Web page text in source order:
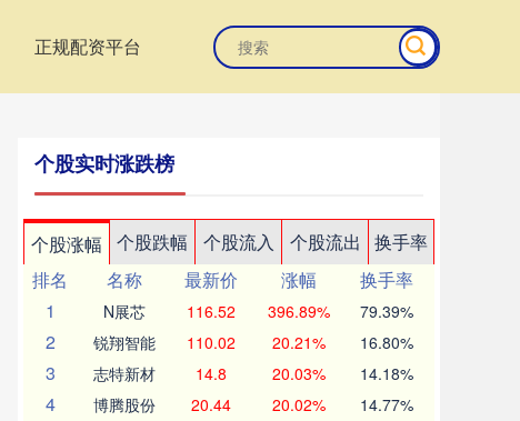
正规配资平台
个股实时涨跌榜
个股涨幅 个股跌幅 个股流入 个股流出
换手率
排名
名称 最新价 涨幅
换手率
1
N展芯 116.52 396.89% 79.39%
2 锐翔智能 110.02 20.21% 16.80%
3 志特新材 14.8 20.03% 14.18%
4 博腾股份 20.44 20.02% 14.77%